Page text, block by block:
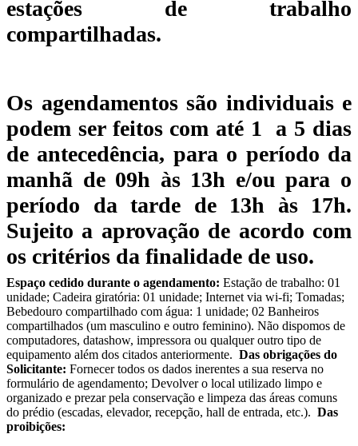
estações de trabalho
compartilhadas.
Os agendamentos são individuais e
podem ser feitos com até 1 a 5 dias
de antecedência, para o período da
manhã de 09h às 13h e/ou para o
período da tarde de 13h às 17h.
Sujeito a aprovação de acordo com
os critérios da finalidade de uso.
Espaço cedido durante o agendamento: Estação de trabalho: 01
unidade; Cadeira giratória: 01 unidade; Internet via wi-fi; Tomadas;
Bebedouro compartilhado com água: 1 unidade; 02 Banheiros
compartilhados (um masculino e outro feminino). Não dispomos de
computadores, datashow, impressora ou qualquer outro tipo de
equipamento além dos citados anteriormente. Das obrigações do
Solicitante: Fornecer todos os dados inerentes a sua reserva no
formulário de agendamento; Devolver o local utilizado limpo e
organizado e prezar pela conservação e limpeza das áreas comuns
do prédio (escadas, elevador, recepção, hall de entrada, etc.). Das
proibições: